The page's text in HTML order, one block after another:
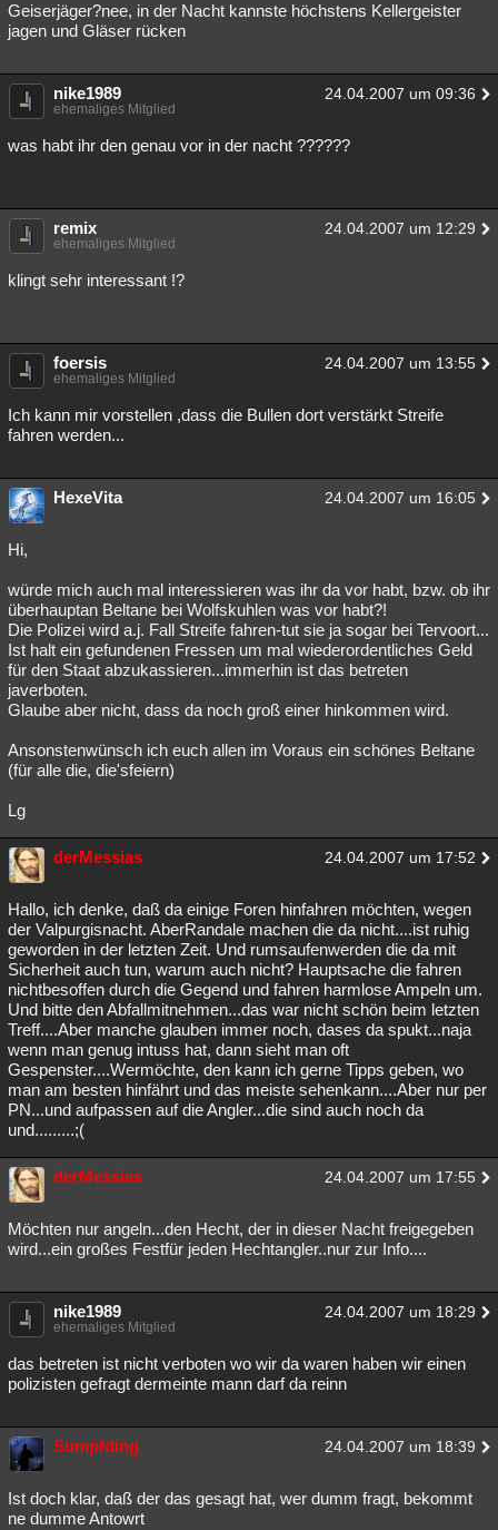
Geiserjäger?nee, in der Nacht kannste höchstens Kellergeister
jagen und Gläser rücken
nike1989 24.04.2007 um 09:36
ehemaliges Mitglied
was habt ihr den genau vor in der nacht ??????
remix 24.04.2007 um 12:29
ehemaliges Mitglied
klingt sehr interessant !?
foersis 24.04.2007 um 13:55
ehemaliges Mitglied
Ich kann mir vorstellen ,dass die Bullen dort verstärkt Streife
fahren werden...
HexeVita 24.04.2007 um 16:05
Hi,
würde mich auch mal interessieren was ihr da vor habt, bzw. ob ihr
überhauptan Beltane bei Wolfskuhlen was vor habt?!
Die Polizei wird a.j. Fall Streife fahren-tut sie ja sogar bei Tervoort...
Ist halt ein gefundenen Fressen um mal wiederordentliches Geld
für den Staat abzukassieren...immerhin ist das betreten
javerboten.
Glaube aber nicht, dass da noch groß einer hinkommen wird.
Ansonstenwünsch ich euch allen im Voraus ein schönes Beltane
(für alle die, die'sfeiern)
Lg
derMessias 24.04.2007 um 17:52
Hallo, ich denke, daß da einige Foren hinfahren möchten, wegen
der Valpurgisnacht. AberRandale machen die da nicht....ist ruhig
geworden in der letzten Zeit. Und rumsaufenwerden die da mit
Sicherheit auch tun, warum auch nicht? Hauptsache die fahren
nichtbesoffen durch die Gegend und fahren harmlose Ampeln um.
Und bitte den Abfallmitnehmen...das war nicht schön beim letzten
Treff....Aber manche glauben immer noch, dases da spukt...naja
wenn man genug intuss hat, dann sieht man oft
Gespenster....Wermöchte, den kann ich gerne Tipps geben, wo
man am besten hinfährt und das meiste sehenkann....Aber nur per
PN...und aufpassen auf die Angler...die sind auch noch da
und.........;(
derMessias 24.04.2007 um 17:55
Möchten nur angeln...den Hecht, der in dieser Nacht freigegeben
wird...ein großes Festfür jeden Hechtangler..nur zur Info....
nike1989 24.04.2007 um 18:29
ehemaliges Mitglied
das betreten ist nicht verboten wo wir da waren haben wir einen
polizisten gefragt dermeinte mann darf da reinn
Sumpfding 24.04.2007 um 18:39
Ist doch klar, daß der das gesagt hat, wer dumm fragt, bekommt
ne dumme Antowrt